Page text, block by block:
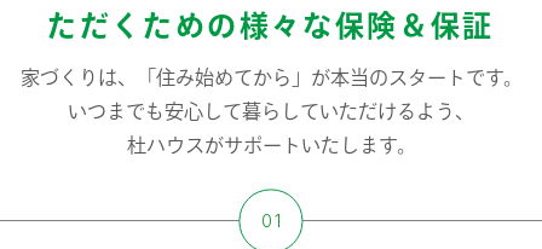
ただくための様々な保険＆保証
家づくりは、「住み始めてから」が本当のスタートです。
いつまでも安心して暮らしていただけるよう、
杜ハウスがサポートいたします。